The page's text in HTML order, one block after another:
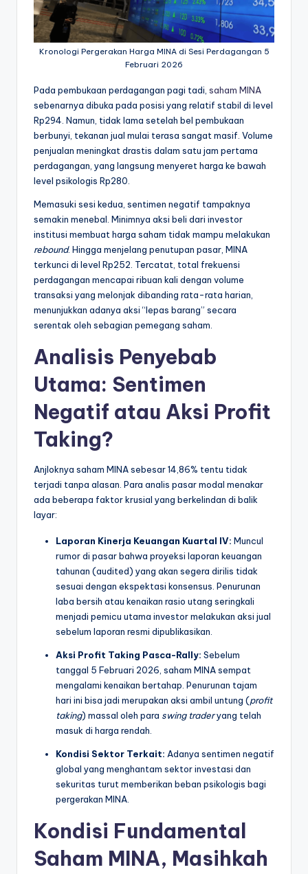
Kronologi Pergerakan Harga MINA di Sesi Perdagangan 5
Februari 2026
Pada pembukaan perdagangan pagi tadi, saham MINA
sebenarnya dibuka pada posisi yang relatif stabil di level
Rp294. Namun, tidak lama setelah bel pembukaan
berbunyi, tekanan jual mulai terasa sangat masif. Volume
penjualan meningkat drastis dalam satu jam pertama
perdagangan, yang langsung menyeret harga ke bawah
level psikologis Rp280.
Memasuki sesi kedua, sentimen negatif tampaknya
semakin menebal. Minimnya aksi beli dari investor
institusi membuat harga saham tidak mampu melakukan
rebound. Hingga menjelang penutupan pasar, MINA
terkunci di level Rp252. Tercatat, total frekuensi
perdagangan mencapai ribuan kali dengan volume
transaksi yang melonjak dibanding rata-rata harian,
menunjukkan adanya aksi “lepas barang” secara
serentak oleh sebagian pemegang saham.
Analisis Penyebab
Utama: Sentimen
Negatif atau Aksi Profit
Taking?
Anjloknya saham MINA sebesar 14,86% tentu tidak
terjadi tanpa alasan. Para analis pasar modal menakar
ada beberapa faktor krusial yang berkelindan di balik
layar:
Laporan Kinerja Keuangan Kuartal IV: Muncul
rumor di pasar bahwa proyeksi laporan keuangan
tahunan (audited) yang akan segera dirilis tidak
sesuai dengan ekspektasi konsensus. Penurunan
laba bersih atau kenaikan rasio utang seringkali
menjadi pemicu utama investor melakukan aksi jual
sebelum laporan resmi dipublikasikan.
Aksi Profit Taking Pasca-Rally: Sebelum
tanggal 5 Februari 2026, saham MINA sempat
mengalami kenaikan bertahap. Penurunan tajam
hari ini bisa jadi merupakan aksi ambil untung (profit
taking) massal oleh para swing traderyang telah
masuk di harga rendah.
Kondisi Sektor Terkait: Adanya sentimen negatif
global yang menghantam sektor investasi dan
sekuritas turut memberikan beban psikologis bagi
pergerakan MINA.
Kondisi Fundamental
Saham MINA, Masihkah